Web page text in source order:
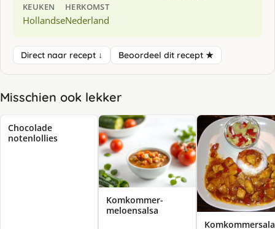
KEUKEN
Hollandse
HERKOMST
Nederland
Direct naar recept ↓ Beoordeel dit recept ★
Misschien ook lekker
Chocolade
notenlollies
Komkommer-
meloensalsa